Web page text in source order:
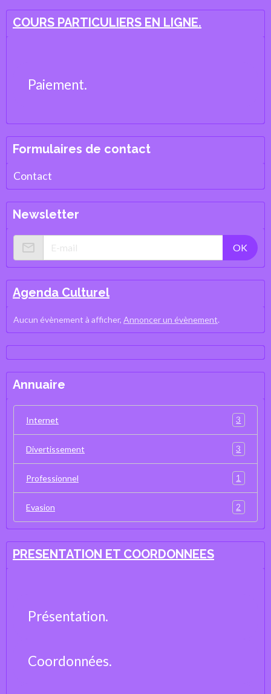
COURS PARTICULIERS EN LIGNE.
Paiement.
Formulaires de contact
Contact
Newsletter
OK
Agenda Culturel
Aucun évènement à afficher, Annoncer un évènement.
Annuaire
Internet 3
Divertissement 3
Professionnel 1
Evasion 2
PRESENTATION ET COORDONNEES
Présentation.
Coordonnées.